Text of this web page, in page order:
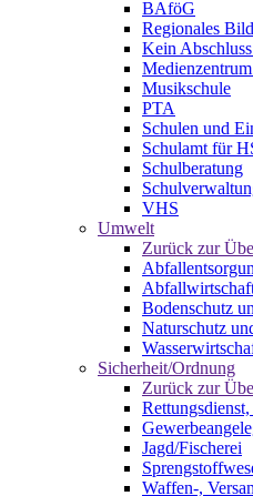
BAföG
Regionales
Kein
Musikschule
PTA
Schulen und
Schulamt für
Schulberatung
VHS
Umwelt
Zurück zur
Bodenschutz
Naturschutz
Sicherheit/Ordnung
Zurück zur
Jagd/Fischerei
Waffen-,